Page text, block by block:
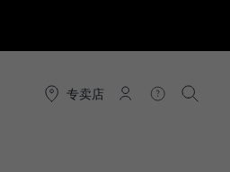
专卖店
连接 帮助 搜索